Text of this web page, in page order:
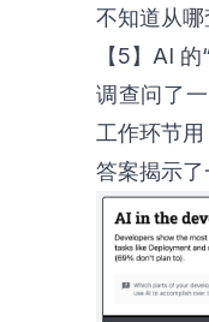
不知道从哪
【5】AI
调查问了
工作环节
答案揭示了